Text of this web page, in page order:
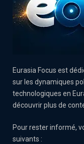
Eurasia Focus est
sur les dynamiques
technologiques en
découvrir plus de
Pour rester informé,
suivants :